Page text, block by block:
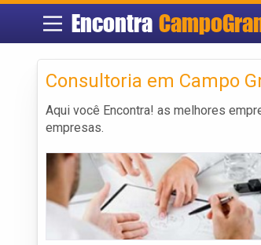
Encontra
Consultoria em Campo
Aqui você Encontra! as melhores
empresas.